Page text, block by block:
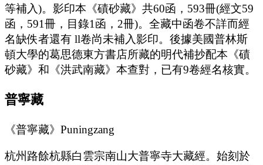
等補入)。影印本《磧砂藏》共60函，593冊(經文59
函，591冊，目錄1函，2冊)。全藏中函卷不詳而經
名缺佚者還有 ll卷尚未補入影印。後據美國普林斯
頓大學的葛思德東方書店所藏的明代補抄配本《磧
砂藏》和《洪武南藏》本查對，已有9卷經名核實。
普寧藏
《普寧藏》Puningzang
杭州路餘杭縣白雲宗南山大普寧寺大藏經。始刻於